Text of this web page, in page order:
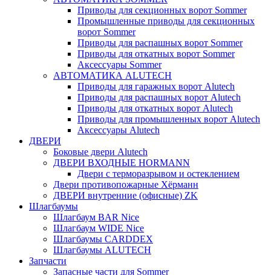
Приводы для секционных ворот Sommer
Промышленные приводы для секционных
ворот Sommer
Приводы для распашных ворот Sommer
Приводы для откатных ворот Sommer
Аксессуары Sommer
АВТОМАТИКА ALUTECH
Приводы для гаражных ворот Alutech
Приводы для распашных ворот Alutech
Приводы для откатных ворот Alutech
Приводы для промышленных ворот Alutech
Аксессуары Alutech
ДВЕРИ
Боковые двери Alutech
ДВЕРИ ВХОДНЫЕ HORMANN
Двери с терморазрывом и остеклением
Двери противопожарные Хёрманн
ДВЕРИ внутренние (офисные) ZK
Шлагбаумы
Шлагбаум BAR Nice
Шлагбаум WIDE Nice
Шлагбаумы CARDDEX
Шлагбаумы ALUTECH
Запчасти
Запасные части для Sommer